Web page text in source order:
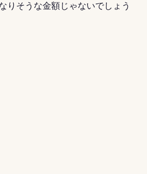
りそうな金額じゃないでしょう